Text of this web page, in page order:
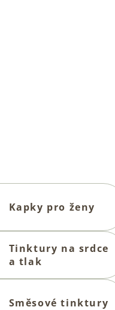
Kapky pro ženy
Tinktury na srdce
a tlak
Směsové tinktury